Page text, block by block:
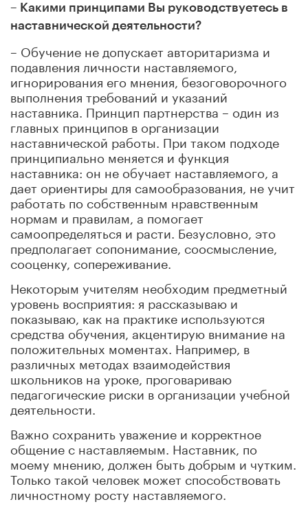
– Какими принципами Вы руководствуетесь в
наставнической деятельности?
– Обучение не допускает авторитаризма и
подавления личности наставляемого,
игнорирования его мнения, безоговорочного
выполнения требований и указаний
наставника. Принцип партнерства – один из
главных принципов в организации
наставнической работы. При таком подходе
принципиально меняется и функция
наставника: он не обучает наставляемого, а
дает ориентиры для самообразования, не учит
работать по собственным нравственным
нормам и правилам, а помогает
самоопределяться и расти. Безусловно, это
предполагает сопонимание, соосмысление,
сооценку, сопереживание.
Некоторым учителям необходим предметный
уровень восприятия: я рассказываю и
показываю, как на практике используются
средства обучения, акцентирую внимание на
положительных моментах. Например, в
различных методах взаимодействия
школьников на уроке, проговариваю
педагогические риски в организации учебной
деятельности.
Важно сохранить уважение и корректное
общение с наставляемым. Наставник, по
моему мнению, должен быть добрым и чутким.
Только такой человек может способствовать
личностному росту наставляемого.